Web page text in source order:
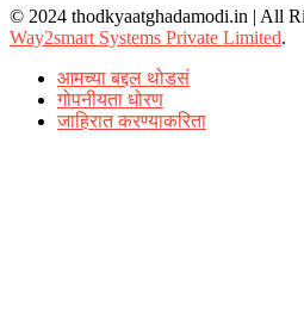
© 2024 thodkyaatghadamodi.in | All
Way2smart Systems Private Limited.
आमच्या बद्दल थोडसं
गोपनीयता धोरण
जाहिरात करण्याकरिता